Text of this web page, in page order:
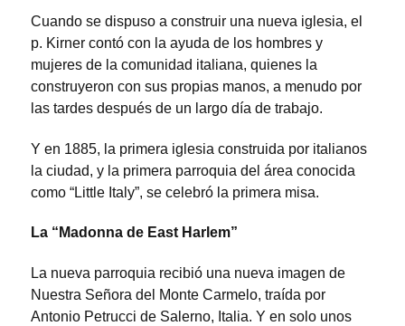
Cuando se dispuso a construir una nueva iglesia, el
p. Kirner contó con la ayuda de los hombres y
mujeres de la comunidad italiana, quienes la
construyeron con sus propias manos, a menudo por
las tardes después de un largo día de trabajo.
Y en 1885, la primera iglesia construida por italianos
la ciudad, y la primera parroquia del área conocida
como “Little Italy”, se celebró la primera misa.
La “Madonna de East Harlem”
La nueva parroquia recibió una nueva imagen de
Nuestra Señora del Monte Carmelo, traída por
Antonio Petrucci de Salerno, Italia. Y en solo unos